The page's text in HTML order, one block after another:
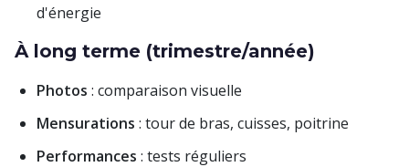
d'énergie
À long terme (trimestre/année)
Photos : comparaison visuelle
Mensurations : tour de bras, cuisses, poitrine
Performances : tests réguliers